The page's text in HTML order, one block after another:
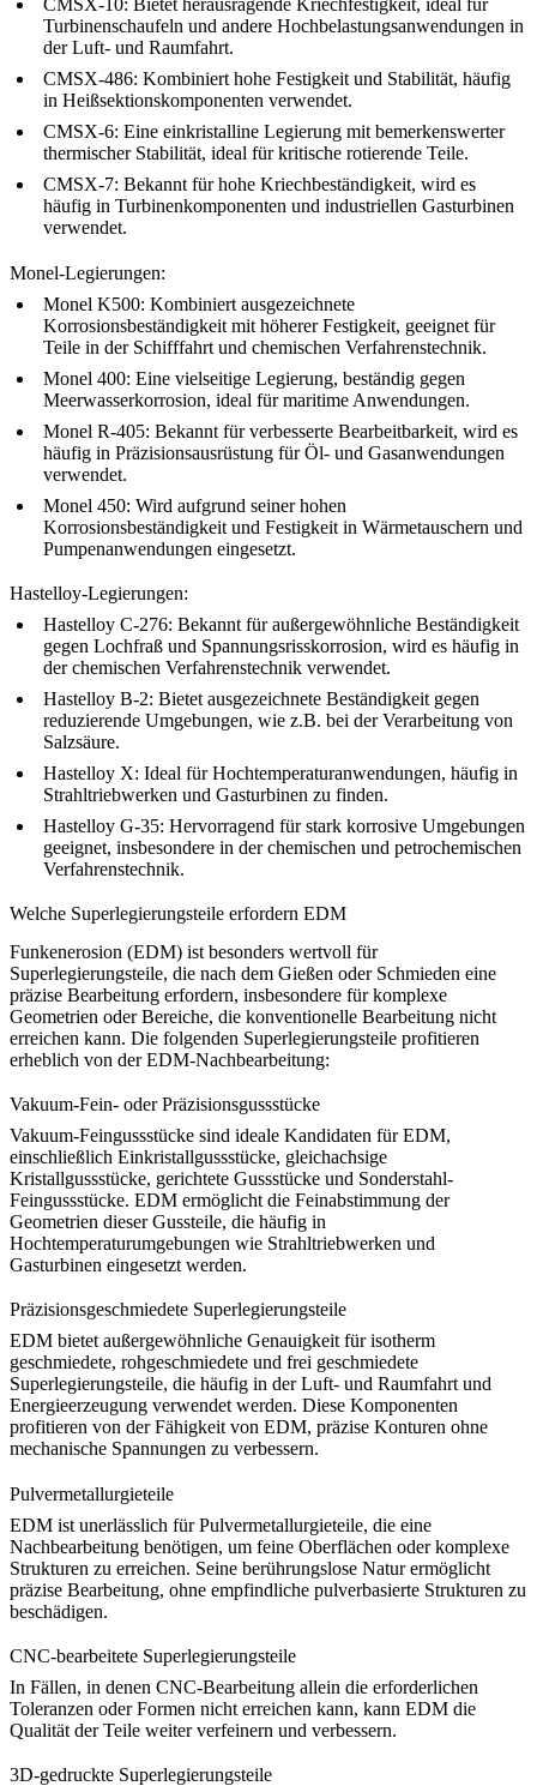
CMSX-10: Bietet herausragende Kriechfestigkeit, ideal für
Turbinenschaufeln und andere Hochbelastungsanwendungen in
der Luft- und Raumfahrt.
CMSX-486: Kombiniert hohe Festigkeit und Stabilität, häufig
in Heißsektionskomponenten verwendet.
CMSX-6: Eine einkristalline Legierung mit bemerkenswerter
thermischer Stabilität, ideal für kritische rotierende Teile.
CMSX-7: Bekannt für hohe Kriechbeständigkeit, wird es
häufig in Turbinenkomponenten und industriellen Gasturbinen
verwendet.
Monel-Legierungen:
Monel K500: Kombiniert ausgezeichnete
Korrosionsbeständigkeit mit höherer Festigkeit, geeignet für
Teile in der Schifffahrt und chemischen Verfahrenstechnik.
Monel 400: Eine vielseitige Legierung, beständig gegen
Meerwasserkorrosion, ideal für maritime Anwendungen.
Monel R-405: Bekannt für verbesserte Bearbeitbarkeit, wird es
häufig in Präzisionsausrüstung für Öl- und Gasanwendungen
verwendet.
Monel 450: Wird aufgrund seiner hohen
Korrosionsbeständigkeit und Festigkeit in Wärmetauschern und
Pumpenanwendungen eingesetzt.
Hastelloy-Legierungen:
Hastelloy C-276: Bekannt für außergewöhnliche Beständigkeit
gegen Lochfraß und Spannungsrisskorrosion, wird es häufig in
der chemischen Verfahrenstechnik verwendet.
Hastelloy B-2: Bietet ausgezeichnete Beständigkeit gegen
reduzierende Umgebungen, wie z.B. bei der Verarbeitung von
Salzsäure.
Hastelloy X: Ideal für Hochtemperaturanwendungen, häufig in
Strahltriebwerken und Gasturbinen zu finden.
Hastelloy G-35: Hervorragend für stark korrosive Umgebungen
geeignet, insbesondere in der chemischen und petrochemischen
Verfahrenstechnik.
Welche Superlegierungsteile erfordern EDM
Funkenerosion (EDM) ist besonders wertvoll für
Superlegierungsteile, die nach dem Gießen oder Schmieden eine
präzise Bearbeitung erfordern, insbesondere für komplexe
Geometrien oder Bereiche, die konventionelle Bearbeitung nicht
erreichen kann. Die folgenden Superlegierungsteile profitieren
erheblich von der EDM-Nachbearbeitung:
Vakuum-Fein- oder Präzisionsgussstücke
Vakuum-Feingussstücke sind ideale Kandidaten für EDM,
einschließlich Einkristallgussstücke, gleichachsige
Kristallgussstücke, gerichtete Gussstücke und Sonderstahl-
Feingussstücke. EDM ermöglicht die Feinabstimmung der
Geometrien dieser Gussteile, die häufig in
Hochtemperaturumgebungen wie Strahltriebwerken und
Gasturbinen eingesetzt werden.
Präzisionsgeschmiedete Superlegierungsteile
EDM bietet außergewöhnliche Genauigkeit fürisotherm
geschmiedete, rohgeschmiedete und frei geschmiedete
Superlegierungsteile, die häufig in der Luft- und Raumfahrt und
Energieerzeugung verwendet werden. Diese Komponenten
profitieren von der Fähigkeit von EDM, präzise Konturen ohne
mechanische Spannungen zu verbessern.
Pulvermetallurgieteile
EDM ist unerlässlich fürPulvermetallurgieteile, die eine
Nachbearbeitung benötigen, um feine Oberflächen oder komplexe
Strukturen zu erreichen. Seine berührungslose Natur ermöglicht
präzise Bearbeitung, ohne empfindliche pulverbasierte Strukturen zu
beschädigen.
CNC-bearbeitete Superlegierungsteile
In Fällen, in denen CNC-Bearbeitung allein die erforderlichen
Toleranzen oder Formen nicht erreichen kann, kann EDM die
Qualität der Teile weiter verfeinern und verbessern.
3D-gedruckte Superlegierungsteile